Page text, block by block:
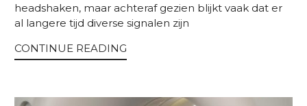
headshaken, maar achteraf gezien blijkt vaak dat er
al langere tijd diverse signalen zijn
CONTINUE READING